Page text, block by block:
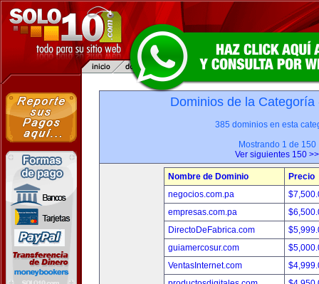
Dominios de la
385 dominios en esta
Mostrando 1 de 150
Ver siguientes 150 >>
Nombre de Dominio
Precio
negocios.com.pa
empresas.com.pa
DirectoDeFabrica.com
guiamercosur.com
VentasInternet.com